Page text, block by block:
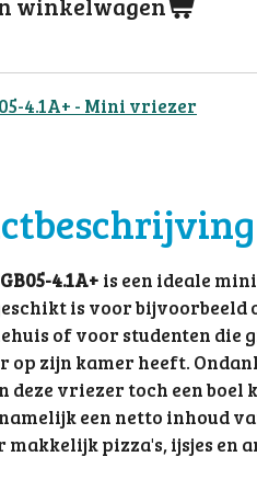
4.1A+ - Mini vriezer
4.1A+ is een ideale
is voor bijvoorbeeld
of voor studenten die
zijn kamer heeft.
vriezer toch een boel
een netto inhoud
makkelijk pizza's, ijsjes en